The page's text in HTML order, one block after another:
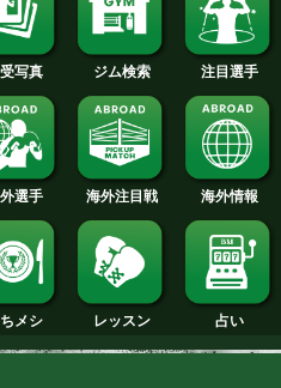
2012年
2011年
2010年